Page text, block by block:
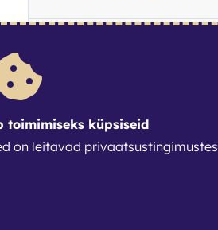
toimimiseks küpsiseid
on leitavad privaatsustingimustes